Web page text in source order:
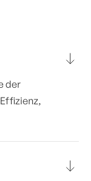
der